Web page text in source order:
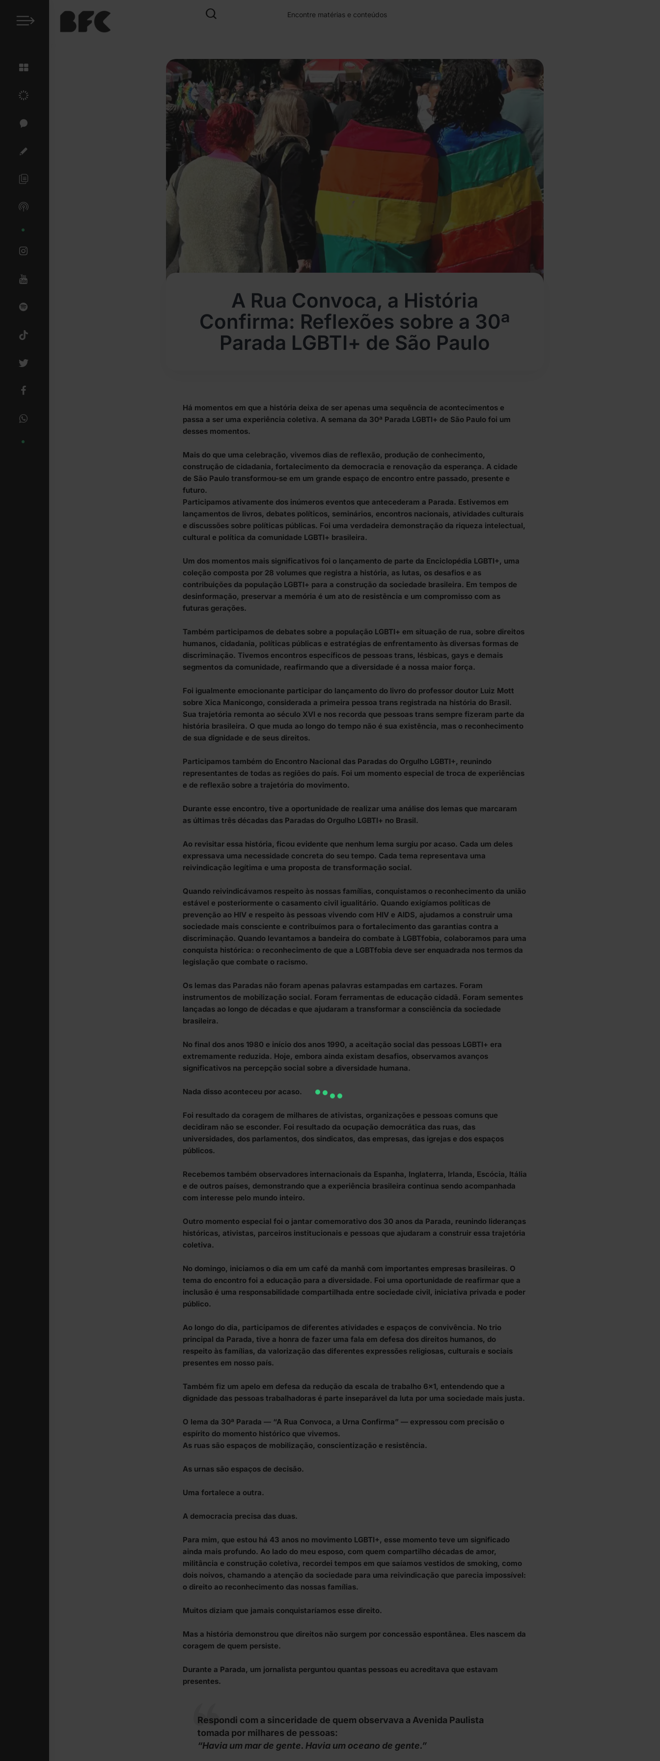
A Rua Convoca, a História
Confirma: Reflexões sobre a 30ª
Parada LGBTI+ de São Paulo
Há momentos em que a história deixa de ser apenas uma sequência de acontecimentos e
passa a ser uma experiência coletiva. A semana da 30ª Parada LGBTI+ de São Paulo foi um
desses momentos.
Mais do que uma celebração, vivemos dias de reflexão, produção de conhecimento,
construção de cidadania, fortalecimento da democracia e renovação da esperança. A cidade
de São Paulo transformou-se em um grande espaço de encontro entre passado, presente e
futuro.
Participamos ativamente dos inúmeros eventos que antecederam a Parada. Estivemos em
lançamentos de livros, debates políticos, seminários, encontros nacionais, atividades culturais
e discussões sobre políticas públicas. Foi uma verdadeira demonstração da riqueza intelectual,
cultural e política da comunidade LGBTI+ brasileira.
Um dos momentos mais significativos foi o lançamento de parte da Enciclopédia LGBTI+, uma
coleção composta por 28 volumes que registra a história, as lutas, os desafios e as
contribuições da população LGBTI+ para a construção da sociedade brasileira. Em tempos de
desinformação, preservar a memória é um ato de resistência e um compromisso com as
futuras gerações.
Também participamos de debates sobre a população LGBTI+ em situação de rua, sobre direitos
humanos, cidadania, políticas públicas e estratégias de enfrentamento às diversas formas de
discriminação. Tivemos encontros específicos de pessoas trans, lésbicas, gays e demais
segmentos da comunidade, reafirmando que a diversidade é a nossa maior força.
Foi igualmente emocionante participar do lançamento do livro do professor doutor Luiz Mott
sobre Xica Manicongo, considerada a primeira pessoa trans registrada na história do Brasil.
Sua trajetória remonta ao século XVI e nos recorda que pessoas trans sempre fizeram parte da
história brasileira. O que muda ao longo do tempo não é sua existência, mas o reconhecimento
de sua dignidade e de seus direitos.
Participamos também do Encontro Nacional das Paradas do Orgulho LGBTI+, reunindo
representantes de todas as regiões do país. Foi um momento especial de troca de experiências
e de reflexão sobre a trajetória do movimento.
Durante esse encontro, tive a oportunidade de realizar uma análise dos lemas que marcaram
as últimas três décadas das Paradas do Orgulho LGBTI+ no Brasil.
Ao revisitar essa história, ficou evidente que nenhum lema surgiu por acaso. Cada um deles
expressava uma necessidade concreta do seu tempo. Cada tema representava uma
reivindicação legítima e uma proposta de transformação social.
Quando reivindicávamos respeito às nossas famílias, conquistamos o reconhecimento da união
estável e posteriormente o casamento civil igualitário. Quando exigíamos políticas de
prevenção ao HIV e respeito às pessoas vivendo com HIV e AIDS, ajudamos a construir uma
sociedade mais consciente e contribuímos para o fortalecimento das garantias contra a
discriminação. Quando levantamos a bandeira do combate à LGBTfobia, colaboramos para uma
conquista histórica: o reconhecimento de que a LGBTfobia deve ser enquadrada nos termos da
legislação que combate o racismo.
Os lemas das Paradas não foram apenas palavras estampadas em cartazes. Foram
instrumentos de mobilização social. Foram ferramentas de educação cidadã. Foram sementes
lançadas ao longo de décadas e que ajudaram a transformar a consciência da sociedade
brasileira.
No final dos anos 1980 e início dos anos 1990, a aceitação social das pessoas LGBTI+ era
extremamente reduzida. Hoje, embora ainda existam desafios, observamos avanços
significativos na percepção social sobre a diversidade humana.
Nada disso aconteceu por acaso.
Foi resultado da coragem de milhares de ativistas, organizações e pessoas comuns que
decidiram não se esconder. Foi resultado da ocupação democrática das ruas, das
universidades, dos parlamentos, dos sindicatos, das empresas, das igrejas e dos espaços
públicos.
Recebemos também observadores internacionais da Espanha, Inglaterra, Irlanda, Escócia, Itália
e de outros países, demonstrando que a experiência brasileira continua sendo acompanhada
com interesse pelo mundo inteiro.
Outro momento especial foi o jantar comemorativo dos 30 anos da Parada, reunindo lideranças
históricas, ativistas, parceiros institucionais e pessoas que ajudaram a construir essa trajetória
coletiva.
No domingo, iniciamos o dia em um café da manhã com importantes empresas brasileiras. O
tema do encontro foi a educação para a diversidade. Foi uma oportunidade de reafirmar que a
inclusão é uma responsabilidade compartilhada entre sociedade civil, iniciativa privada e poder
público.
Ao longo do dia, participamos de diferentes atividades e espaços de convivência. No trio
principal da Parada, tive a honra de fazer uma fala em defesa dos direitos humanos, do
respeito às famílias, da valorização das diferentes expressões religiosas, culturais e sociais
presentes em nosso país.
Também fiz um apelo em defesa da redução da escala de trabalho 6×1, entendendo que a
dignidade das pessoas trabalhadoras é parte inseparável da luta por uma sociedade mais justa.
O lema da 30ª Parada — “A Rua Convoca, a Urna Confirma” — expressou com precisão o
espírito do momento histórico que vivemos.
As ruas são espaços de mobilização, conscientização e resistência.
As urnas são espaços de decisão.
Uma fortalece a outra.
A democracia precisa das duas.
Para mim, que estou há 43 anos no movimento LGBTI+, esse momento teve um significado
ainda mais profundo. Ao lado do meu esposo, com quem compartilho décadas de amor,
militância e construção coletiva, recordei tempos em que saíamos vestidos de smoking, como
dois noivos, chamando a atenção da sociedade para uma reivindicação que parecia impossível:
o direito ao reconhecimento das nossas famílias.
Muitos diziam que jamais conquistaríamos esse direito.
Mas a história demonstrou que direitos não surgem por concessão espontânea. Eles nascem da
coragem de quem persiste.
Durante a Parada, um jornalista perguntou quantas pessoas eu acreditava que estavam
presentes.
Respondi com a sinceridade de quem observava a Avenida Paulista
tomada por milhares de pessoas:
“Havia um mar de gente. Havia um oceano de gente.”